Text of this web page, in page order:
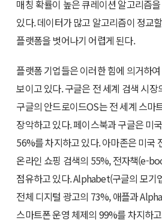
매칭 확률이 높은 큐레이션 알고리즘
있다. 데이터가 많고 알고리즘이 정교
플랫폼을 벗어나기 어렵게 된다.
플랫폼 기업들은 이러한 힘에 의거하
보이고 있다. 구글은 전 세계 검색 시
구글의 안드로이드OS는 전 세계 스마
장악하고 있다. 페이스북과 구글은 미
56%를 차지하고 있다. 아마존은 미국
온라인 쇼핑 검색의 55%, 전자책(e-
점유하고 있다. Alphabet(구글의 모기
전체 디지털 광고의 73%, 애플과
스마트폰 운영 체제의 99%를 차지하